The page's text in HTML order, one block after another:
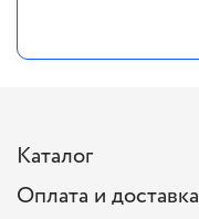
Каталог
Оплата и доставка